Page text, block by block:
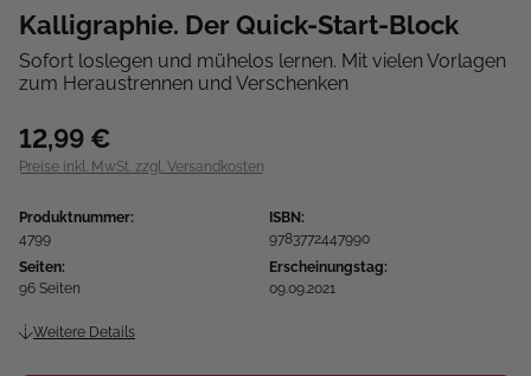
Kalligraphie. Der Quick-Start-Block
Sofort loslegen und mühelos lernen. Mit vielen Vorlagen
zum Heraustrennen und Verschenken
12,99 €
Preise inkl. MwSt. zzgl. Versandkosten
Produktnummer:
4799
ISBN:
9783772447990
Seiten:
96 Seiten
Erscheinungstag:
09.09.2021
Weitere Details